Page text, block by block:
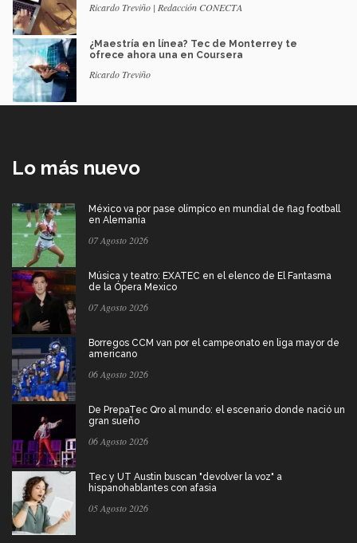
Ricardo Treviño | Redacción CONECTA
¿Maestría en línea? Tec de Monterrey te
ofrece ahora una en Coursera
Ricardo Treviño
Lo más nuevo
México va por pase olímpico en mundial de flag football
en Alemania
07 Agosto 2026
Música y teatro: EXATEC en el elenco de El Fantasma
de la Ópera Mexico
07 Agosto 2026
Borregos CCM van por el campeonato en liga mayor de
americano
06 Agosto 2026
De PrepaTec Qro al mundo: el escenario donde nació un
gran sueño
06 Agosto 2026
Tec y UT Austin buscan "devolver la voz" a
hispanohablantes con afasia
05 Agosto 2026